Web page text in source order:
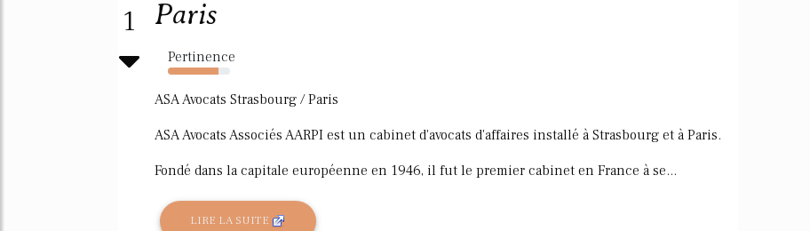
1
Paris
Pertinence
81%
ASA Avocats Strasbourg / Paris
ASA Avocats Associés AARPI est un cabinet d'avocats d'affaires installé à Strasbourg et à Paris.
Fondé dans la capitale européenne en 1946, il fut le premier cabinet en France à se...
LIRE LA SUITE